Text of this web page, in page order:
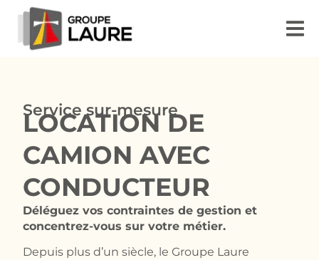
Service sur-mesure
LOCATION DE
CAMION AVEC
CONDUCTEUR
Déléguez vos contraintes de gestion et
concentrez-vous sur votre métier.
Depuis plus d’un siècle, le Groupe Laure